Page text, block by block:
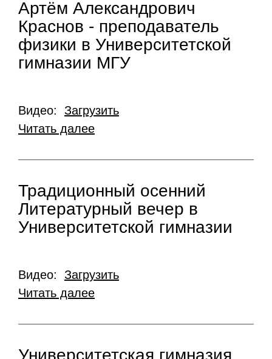
Артём Александрович
Краснов - преподаватель
физики в Университетской
гимназии МГУ
Видео: Загрузить
Читать далее
Традиционный осенний
Литературный вечер в
Университетской гимназии
Видео: Загрузить
Читать далее
Университетская гимназия